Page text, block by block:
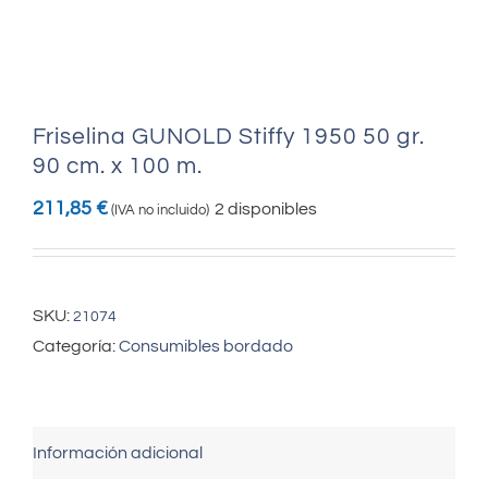
Friselina GUNOLD Stiffy 1950 50 gr.
90 cm. x 100 m.
211,85 € (IVA no incluido) 2 disponibles
SKU: 21074
Categoría:Consumibles bordado
Información adicional